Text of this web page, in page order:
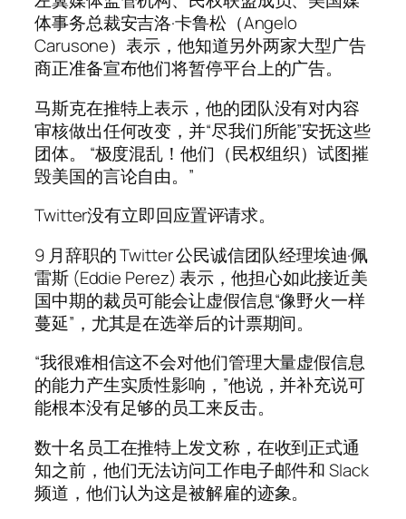
体事务总裁安吉洛·卡鲁松（Angelo
Carusone）表示，他知道另外两家大型广告
商正准备宣布他们将暂停平台上的广告。
马斯克在推特上表示，他的团队没有对内容
审核做出任何改变，并“尽我们所能”安抚这些
团体。 “极度混乱！他们（民权组织）试图摧
毁美国的言论自由。”
Twitter没有立即回应置评请求。
9 月辞职的 Twitter 公民诚信团队经理埃迪·佩
雷斯 (Eddie Perez) 表示，他担心如此接近美
国中期的裁员可能会让虚假信息“像野火一样
蔓延”，尤其是在选举后的计票期间。
“我很难相信这不会对他们管理大量虚假信息
的能力产生实质性影响，”他说，并补充说可
能根本没有足够的员工来反击。
数十名员工在推特上发文称，在收到正式通
知之前，他们无法访问工作电子邮件和 Slack
频道，他们认为这是被解雇的迹象。